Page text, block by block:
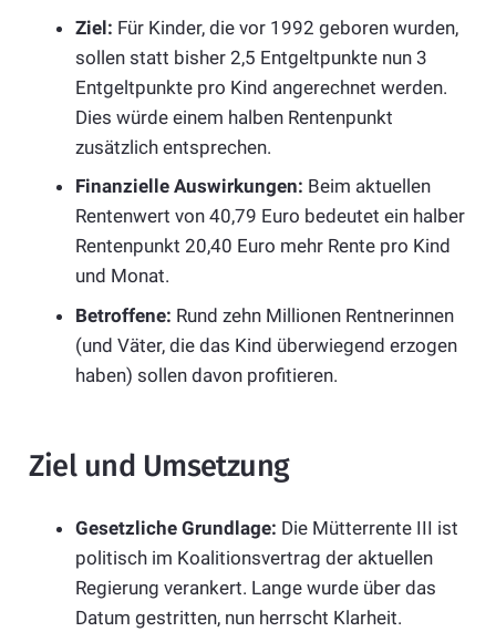
Ziel: Für Kinder, die vor 1992 geboren wurden,
sollen statt bisher 2,5 Entgeltpunkte nun 3
Entgeltpunkte pro Kind angerechnet werden.
Dies würde einem halben Rentenpunkt
zusätzlich entsprechen.
Finanzielle Auswirkungen: Beim aktuellen
Rentenwert von 40,79 Euro bedeutet ein halber
Rentenpunkt 20,40 Euro mehr Rente pro Kind
und Monat.
Betroffene: Rund zehn Millionen Rentnerinnen
(und Väter, die das Kind überwiegend erzogen
haben) sollen davon profitieren.
Ziel und Umsetzung
Gesetzliche Grundlage: Die Mütterrente III ist
politisch im Koalitionsvertrag der aktuellen
Regierung verankert. Lange wurde über das
Datum gestritten, nun herrscht Klarheit.